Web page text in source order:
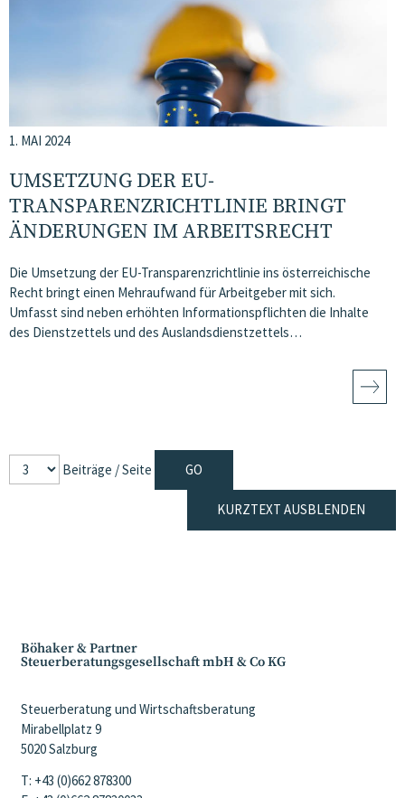
1. MAI 2024
UMSETZUNG DER EU-
TRANSPARENZRICHTLINIE BRINGT
ÄNDERUNGEN IM ARBEITSRECHT
Die Umsetzung der EU-Transparenzrichtlinie ins österreichische
Recht bringt einen Mehraufwand für Arbeitgeber mit sich.
Umfasst sind neben erhöhten Informationspflichten die Inhalte
des Dienstzettels und des Auslandsdienstzettels…
Beiträge / Seite
KURZTEXT AUSBLENDEN
Böhaker & Partner
Steuerberatungsgesellschaft mbH & Co KG
Steuerberatung und Wirtschaftsberatung
Mirabellplatz 9
5020 Salzburg
T: +43 (0)662 878300